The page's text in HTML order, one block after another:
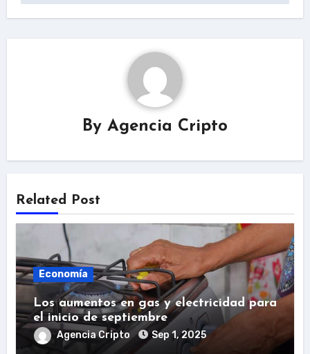
By Agencia Cripto
Related Post
Economía
Los aumentos en gas y electricidad para
el inicio de septiembre
Agencia Cripto Sep 1, 2025